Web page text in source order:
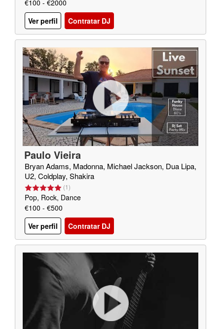
€100 - €2000
Ver perfil
Contratar DJ
Paulo Vieira
Bryan Adams, Madonna, Michael Jackson, Dua Lipa,
U2, Coldplay, Shakira
(1)
Pop, Rock, Dance
€100 - €500
Ver perfil
Contratar DJ